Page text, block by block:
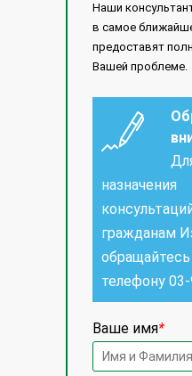
Наши
в самое
предоставят
Вашей проблеме.
назначения
гражданам
обращайтесь
телефону
Ваше имя*